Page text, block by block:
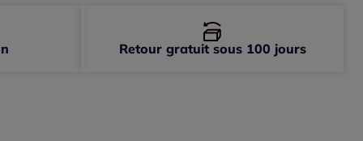
Retour gratuit sous 100 jours